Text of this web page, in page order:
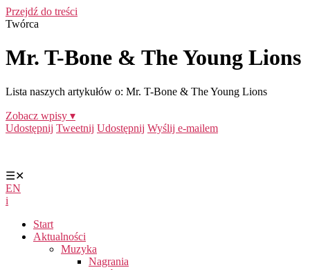
Przejdź do treści
Twórca
Mr. T-Bone & The Young Lions
Lista naszych artykułów o: Mr. T-Bone & The Young Lions
Zobacz wpisy ▾
Udostępnij Tweetnij Udostępnij Wyślij e-mailem
☰✕
EN
i
Start
Aktualności
Muzyka
Nagrania